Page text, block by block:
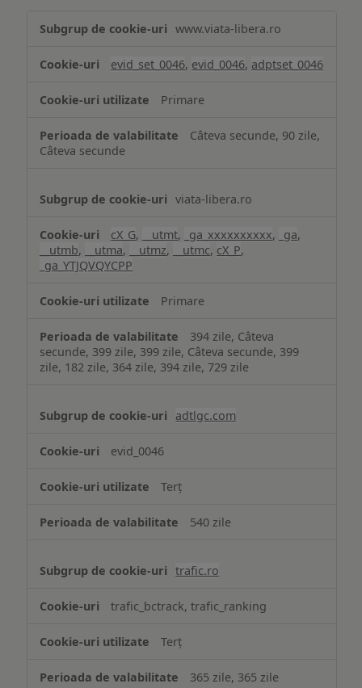
www.viata-libera.ro
evid_set_0046, evid_0046, adptset_0046
Primare
Câteva secunde, 90 zile,
Câteva secunde
viata-libera.ro
cX_G, __utmt, _ga_xxxxxxxxxx, _ga,
__utmb, __utma, __utmz, __utmc, cX_P,
_ga_YTJQVQYCPP
Primare
394 zile, Câteva
secunde, 399 zile, 399 zile, Câteva secunde, 399
zile, 182 zile, 364 zile, 394 zile, 729 zile
adtlgc.com
evid_0046
Terț
540 zile
trafic.ro
trafic_bctrack, trafic_ranking
Terț
365 zile, 365 zile